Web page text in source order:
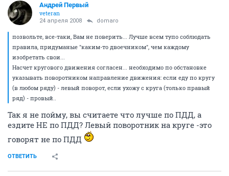
Андрей Первый
veteran
24 апреля 2008 domaro
позвольте, все-таки, Вам не поверить... Лучше всем тупо соблюдать
правила, придуманые "каким-то двоечником", чем каждому
изобретать свои...
Насчет кругового движения согласен... необходимо по обстановке
указывать поворотником направление движения: если еду по кругу
(в любом ряду) - левый поворот, если ухожу с круга (только правый
ряд) - провый..
Так я не пойму, вы считаете что лучше по ПДД, а
ездите НЕ по ПДД? Левый поворотник на круге -это
говорят не по ПДД
ОТВЕТИТЬ